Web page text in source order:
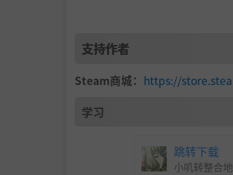
支持作者
Steam商城： https://
学习
跳转下载
小叽转整合